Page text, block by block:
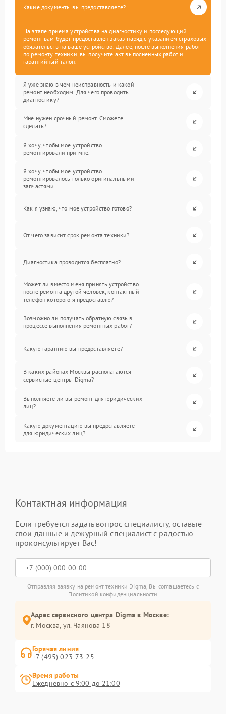
Какие документы вы предоставляете?
На этапе приема устройства на диагностику и последующий
ремонт вам будет предоставлен заказ-наряд с указанием страховых
обязательств на ваше устройство. Далее, после выполнения работ
по ремонту техники, вы получите акт выполненных работ и
гарантийный талон.
Я уже знаю в чем неисправность и какой
ремонт необходим. Для чего проводить
диагностику?
Мне нужен срочный ремонт. Сможете
сделать?
Я хочу, чтобы мое устройство
ремонтировали при мне.
Я хочу, чтобы мое устройство
ремонтировалось только оригинальными
запчастями.
Как я узнаю, что мое устройство готово?
От чего зависит срок ремонта техники?
Диагностика проводится бесплатно?
Может ли вместо меня принять устройство
после ремонта другой человек, контактный
телефон которого я предоставлю?
Возможно ли получать обратную связь в
процессе выполнения ремонтных работ?
Какую гарантию вы предоставляете?
В каких районах Москвы располагаются
сервисные центры Digma?
Выполняете ли вы ремонт для юридических
лиц?
Какую документацию вы предоставляете
для юридических лиц?
Контактная информация
Если требуется задать вопрос специалисту, оставьте
свои данные и дежурный специалист с радостью
проконсультирует Вас!
Отправляя заявку на ремонт техники Digma, Вы соглашаетесь с
Политикой конфиденциальности
Адрес сервисного центра Digma в Москве:
г. Москва, ул. Чаянова 18
Горячая линия
+7 (495) 023-73-25
Время работы
Ежедневно с 9:00 до 21:00